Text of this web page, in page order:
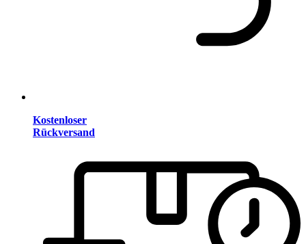
Kostenloser
Rückversand